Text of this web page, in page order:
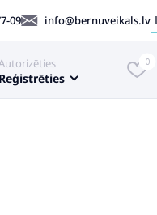
09 info@bernuveikals.lv
Reģistrēties
0